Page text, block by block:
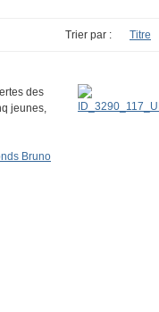
Trier par : Titre
des
jeunes,
Bruno